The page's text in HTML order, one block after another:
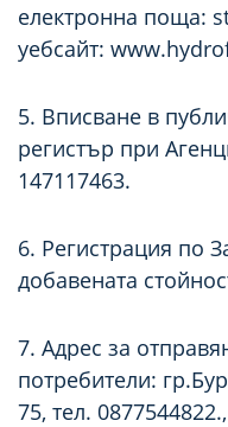
електронна поща:
уебсайт:
5. Вписване в
регистър при
147117463.
6. Регистрация по
добавената
7. Адрес за
потребители:
75, тел.